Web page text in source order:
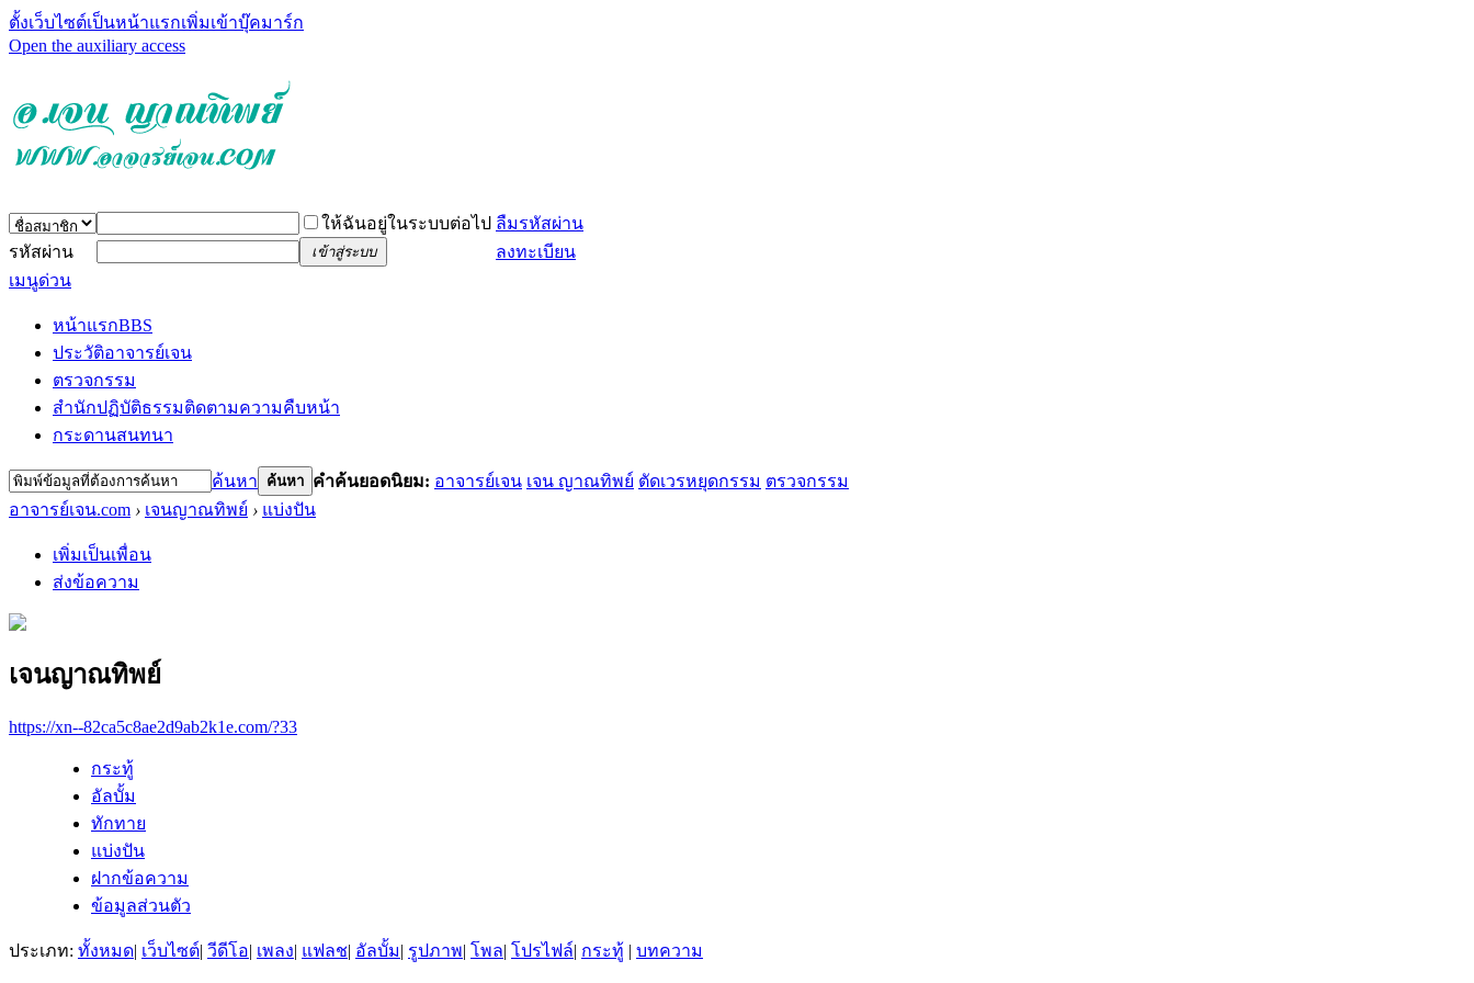
ตั้งเว็บไซต์เป็นหน้าแรกเพิ่มเข้าบุ๊คมาร์ก
Open the auxiliary access
ให้ฉันอยู่ในระบบต่อไป ลืมรหัสผ่าน
รหัสผ่าน
เข้าสู่ระบบ
ลงทะเบียน
เมนูด่วน
หน้าแรกBBS
ประวัติอาจารย์เจน
ตรวจกรรม
สำนักปฏิบัติธรรมติดตามความคืบหน้า
กระดานสนทนา
ค้นหา ค้นหา คำค้นยอดนิยม: อาจารย์เจน เจน ญาณทิพย์ ตัดเวรหยุดกรรม ตรวจกรรม
อาจารย์เจน.com › เจนญาณทิพย์ › แบ่งปัน
เพิ่มเป็นเพื่อน
ส่งข้อความ
เจนญาณทิพย์
https://xn--82ca5c8ae2d9ab2k1e.com/?33
กระทู้
อัลบั้ม
ทักทาย
แบ่งปัน
ฝากข้อความ
ข้อมูลส่วนตัว
ประเภท: ทั้งหมด| เว็บไซต์| วีดีโอ| เพลง| แฟลช| อัลบั้ม| รูปภาพ| โพล| โปรไฟล์| กระทู้ | บทความ